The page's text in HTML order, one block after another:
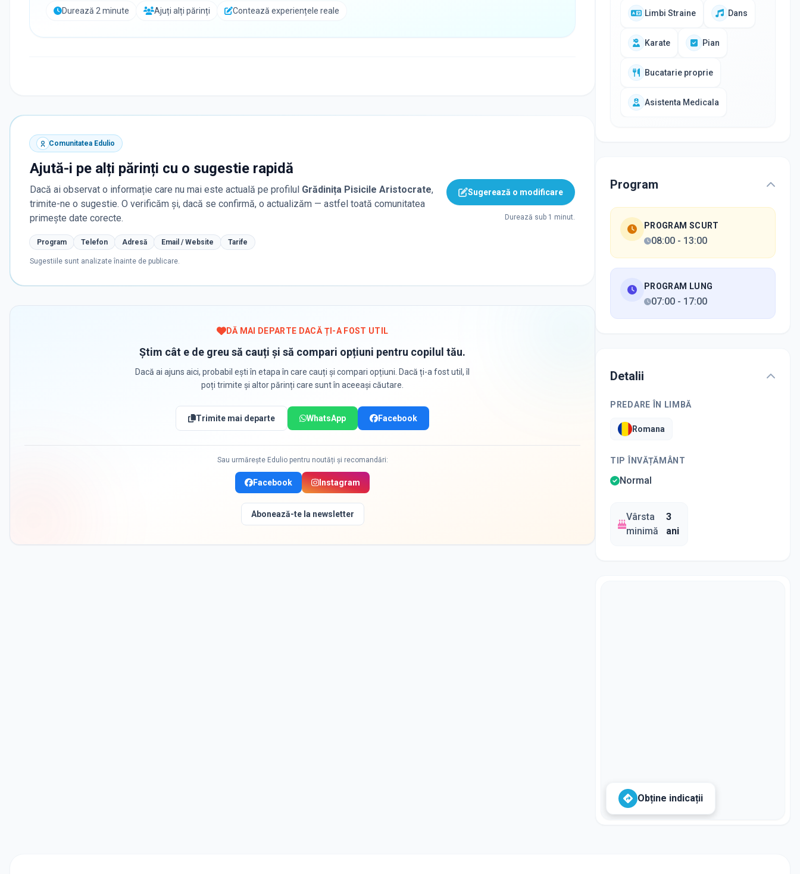
Durează 2 minute Ajuți alți părinți Contează experiențele reale
Comunitatea Edulio
Ajută-i pe alți părinți cu o sugestie rapidă
Dacă ai observat o informație care nu mai este actuală pe profilul Grădinița Pisicile Aristocrate,
trimite-ne o sugestie. O verificăm și, dacă se confirmă, o actualizăm — astfel toată comunitatea
primește date corecte.
Program Telefon Adresă Email / Website Tarife
Sugestiile sunt analizate înainte de publicare.
Sugerează o modificare
Durează sub 1 minut.
DĂ MAI DEPARTE DACĂ ȚI-A FOST UTIL
Știm cât e de greu să cauți și să compari opțiuni pentru copilul tău.
Dacă ai ajuns aici, probabil ești în etapa în care cauți și compari opțiuni. Dacă ți-a fost util, îl
poți trimite și altor părinți care sunt în aceeași căutare.
Trimite mai departe WhatsApp Facebook
Sau urmărește Edulio pentru noutăți și recomandări:
Facebook Instagram
Abonează-te la newsletter
Limbi Straine Dans
Karate Pian
Bucatarie proprie
Asistenta Medicala
Program
PROGRAM SCURT
08:00 - 13:00
PROGRAM LUNG
07:00 - 17:00
Detalii
PREDARE ÎN LIMBĂ
Romana
TIP ÎNVĂȚĂMÂNT
Normal
Vârsta
minimă
3
ani
Obține indicații